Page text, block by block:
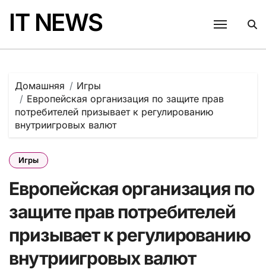
содержанию
IT NEWS
Домашняя
Игры
Европейская организация по защите прав
потребителей призывает к регулированию
внутриигровых валют
Игры
Европейская организация по
защите прав потребителей
призывает к регулированию
внутриигровых валют